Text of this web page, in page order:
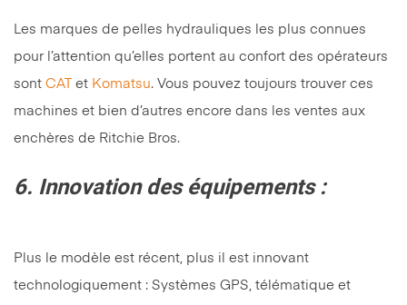
Les marques de pelles hydrauliques les plus connues
pour l’attention qu’elles portent au confort des opérateurs
sont CAT et Komatsu. Vous pouvez toujours trouver ces
machines et bien d’autres encore dans les ventes aux
enchères de Ritchie Bros.
6. Innovation des équipements :
Plus le modèle est récent, plus il est innovant
technologiquement : Systèmes GPS, télématique et